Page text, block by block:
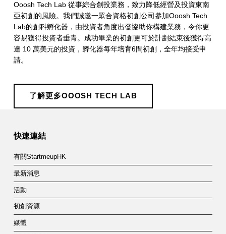
o
s
h
T
e
c
L
a
b
Ooosh Tech Lab 從事綜合創投業務，致力降低經營及投資東南
亞初創的風險。我們誠邀一眾合資格初創公司參加Ooosh Tech
Lab的創科孵化器，由投資者角度出發協助你構建業務，令你更
容易獲得投資者垂青。成功畢業的初創更可於計劃結束後獲得高
達 10 萬美元的投資，孵化器每年培育6間初創，全年均接受申
請。
了解更多OOOSH TECH LAB
Skip back to main navigation
快速連結
有關StartmeupHK
最新消息
活動
初創資源
媒體